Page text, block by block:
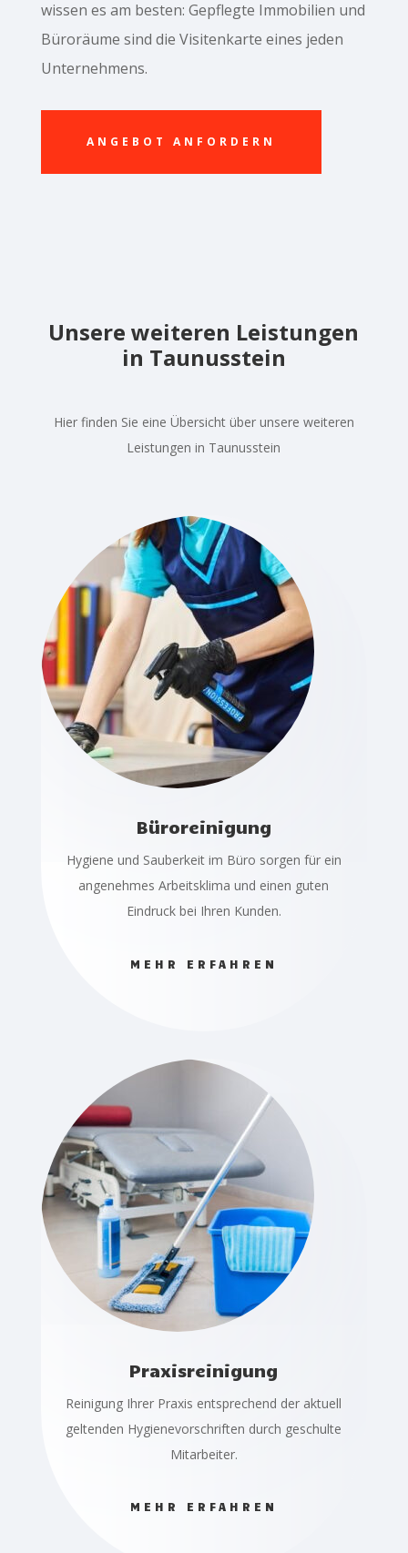
wissen es am besten: Gepflegte Immobilien und
Büroräume sind die Visitenkarte eines jeden
Unternehmens.
ANGEBOT ANFORDERN
Unsere weiteren Leistungen
in Taunusstein
Hier finden Sie eine Übersicht über unsere weiteren
Leistungen in Taunusstein
Büroreinigung
Hygiene und Sauberkeit im Büro sorgen für ein
angenehmes Arbeitsklima und einen guten
Eindruck bei Ihren Kunden.
MEHR ERFAHREN
Praxisreinigung
Reinigung Ihrer Praxis entsprechend der aktuell
geltenden Hygienevorschriften durch geschulte
Mitarbeiter.
MEHR ERFAHREN